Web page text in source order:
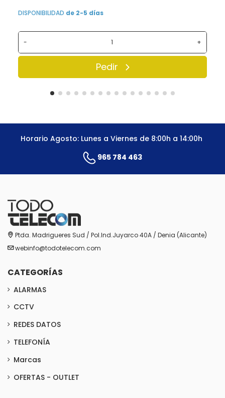
DISPONIBILIDAD de 2-5 días
- +
Pedir
Horario Agosto: Lunes a Viernes de 8:00h a 14:00h
965 784 463
Ptda. Madrigueres Sud / Pol.Ind.Juyarco 40A / Denia (Alicante)
webinfo@todotelecom.com
CATEGORÍAS
ALARMAS
CCTV
REDES DATOS
TELEFONÍA
Marcas
OFERTAS - OUTLET